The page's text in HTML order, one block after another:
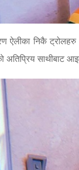
ऐलीका निकै
अतिप्रिय साथीबाट